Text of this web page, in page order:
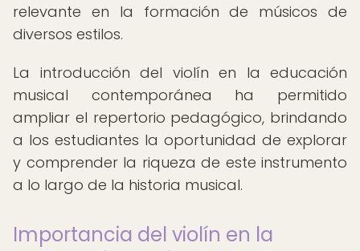
relevante en la formación de músicos de
diversos estilos.
La introducción del violín en la educación
musical contemporánea ha permitido
ampliar el repertorio pedagógico, brindando
a los estudiantes la oportunidad de explorar
y comprender la riqueza de este instrumento
a lo largo de la historia musical.
Importancia del violín en la